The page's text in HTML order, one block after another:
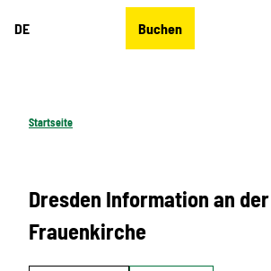
DE Buchen
Startseite
Dresden Information an der
Frauenkirche